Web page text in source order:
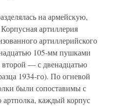
на армейскую,
артиллерия
артиллерийского
105-мм пушками
второй — с двенадцатью
1934-го). По огневой
были сопоставимы с
каждый корпус